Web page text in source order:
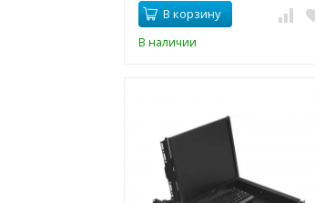
В корзину
В наличии